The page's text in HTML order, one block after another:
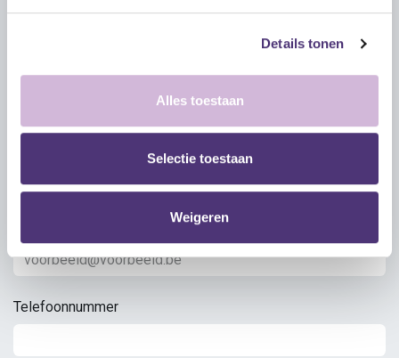
Details tonen
Alles toestaan
Selectie toestaan
Weigeren
Telefoonnummer